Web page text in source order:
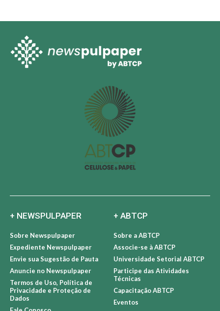
+ NEWSPULPAPER
Sobre Newspulpaper
Expediente Newspulpaper
Envie sua Sugestão de Pauta
Anuncie no Newspulpaper
Termos de Uso, Política de
Privacidade e Proteção de
Dados
+ ABTCP
Sobre a ABTCP
Associe-se à ABTCP
Universidade Setorial ABTCP
Participe das Atividades
Técnicas
Capacitação ABTCP
Eventos